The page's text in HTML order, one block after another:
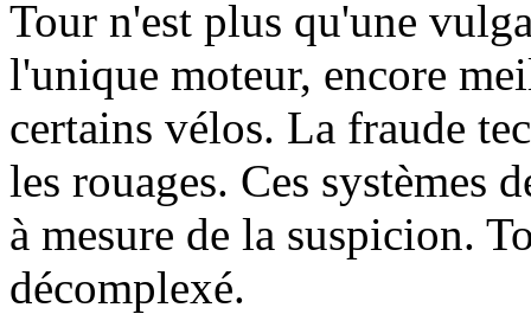
Tour n'est plus qu'une
l'unique moteur, encore
certains vélos. La fraude
les rouages. Ces systèmes
à mesure de la suspicion.
décomplexé.